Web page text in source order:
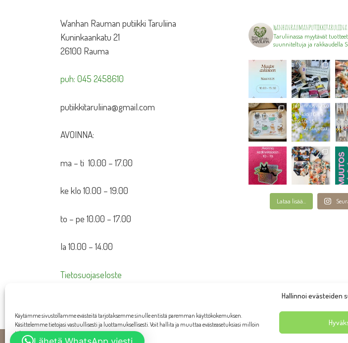
Hallinnoi evästeiden
Käytämme sivustollamme evästeitä tarjotaksemme sinulle entistä paremman käyttökokemuksen.
Käsittelemme tietojasi vastuullisesti ja luottamuksellisesti. Voit hallita ja muuttaa evästeasetuksiasi milloin
tahansa.
Wanhan Rauman putiikki Taruliina
Kuninkaankatu 21
26100 Rauma
puh: 045 2458610
putiikkitaruliina@gmail.com
AVOINNA:
ma – ti 10.00 – 17.00
ke klo 10.00 – 19.00
to – pe 10.00 – 17.00
la 10.00 – 14.00
Tietosuojaseloste
wanhanraumanputiikkitaruliina
Taruliinassa myytävät
suunniteltuja ja rakkaudella
Lataa lisää...